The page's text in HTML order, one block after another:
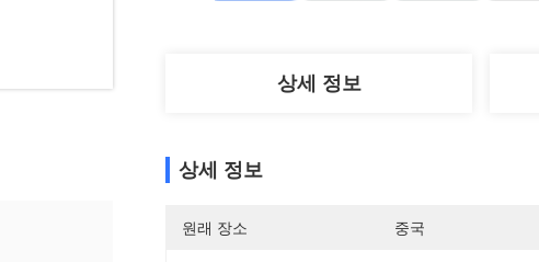
상세 정보
상세 정보
원래 장소 중국